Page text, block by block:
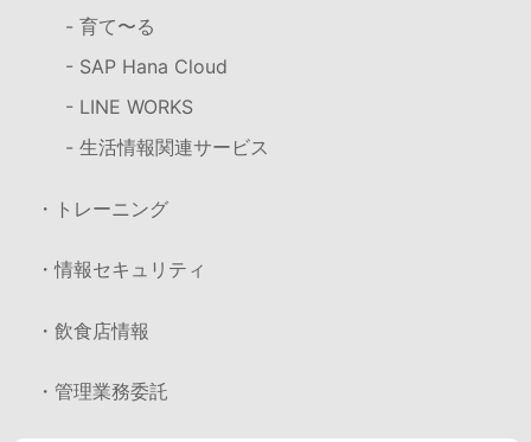
- 育て〜る
- SAP Hana Cloud
- LINE WORKS
- 生活情報関連サービス
・トレーニング
・情報セキュリティ
・飲食店情報
・管理業務委託